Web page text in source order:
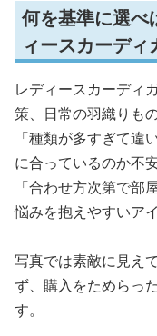
何を基準に選べ
ィースカーディ
レディースカーディ
策、日常の羽織りも
「種類が多すぎて違
に合っているのか不安
「合わせ方次第で部
悩みを抱えやすいア
写真では素敵に見え
ず、購入をためらっ
す。